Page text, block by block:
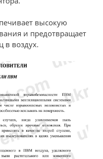
высокую
и предотвращает
в воздух.